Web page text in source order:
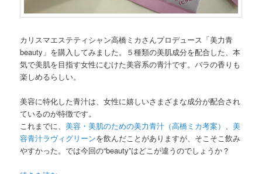
カリスマエステティシャン高橋ミカさんプロデュース「美力青
beauty」を購入してみました。５種類の美肌成分を配合した、本
気で美肌を目指す女性にむけた美容系の青汁です。バラの香りも
楽しめるらしい。
美容に特化した青汁は、女性に嬉しいさまざまな成分が配合され
ているのが特徴です。
これまでに、美容・美肌のための美力青汁（高橋ミカ考案） 、美
容青汁ラヴィグリーンを飲んだことがありますが、そこそこ飲み
やすかった。では今回の“beauty”はどこが違うのでしょうか？